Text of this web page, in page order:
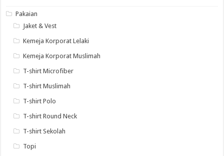
Pakaian
Jaket & Vest
Kemeja Korporat Lelaki
Kemeja Korporat Muslimah
T-shirt Microfiber
T-shirt Muslimah
T-shirt Polo
T-shirt Round Neck
T-shirt Sekolah
Topi